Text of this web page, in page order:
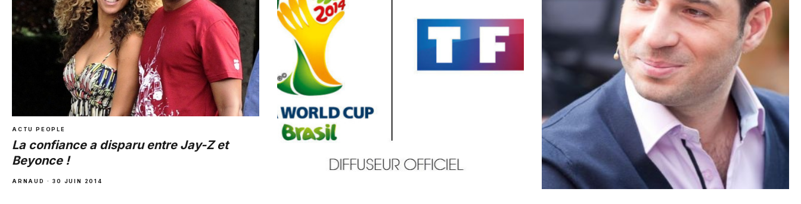
ACTU PEOPLE
La confiance a disparu entre Jay-Z et
Beyonce !
ARNAUD · 30 JUIN 2014